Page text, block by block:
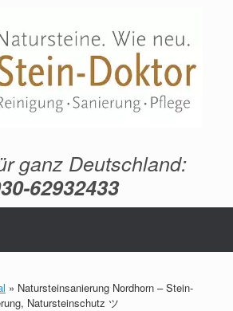
ganz Deutschland:
62932433
» Natursteinsanierung Nordhorn – Stein-
Natursteinschutz ツ